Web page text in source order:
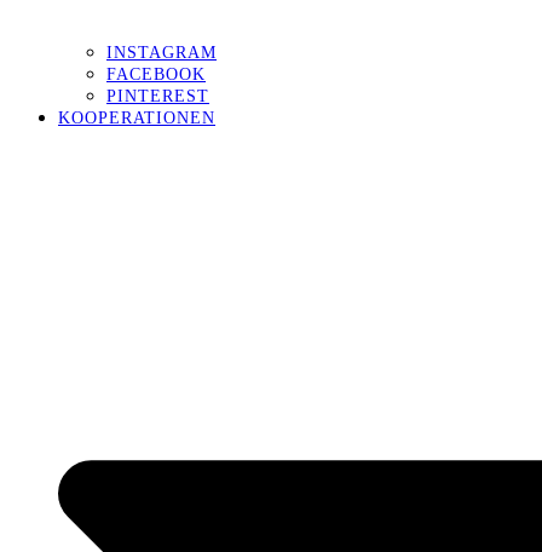
INSTAGRAM
FACEBOOK
PINTEREST
KOOPERATIONEN